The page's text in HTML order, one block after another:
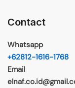
Contact
Whatsapp
+62812-1616-1768
Email